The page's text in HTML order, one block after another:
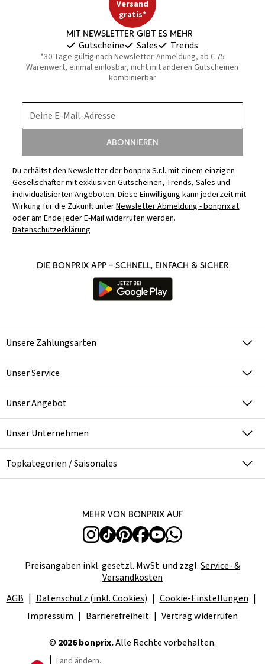
Versand
gratis*
Mit Newsletter gibt es mehr
Gutscheine Sales Trends
*30 Tage gültig nach Newsletter-Anmeldung, ab € 75
Warenwert, einmal einlösbar, nicht mit anderen Gutscheinen
kombinierbar
Deine E-Mail-Adresse
Abonnieren
Du erhältst den Newsletter der bonprix S.r.l. mit einem einzigen
Gesellschafter mit exklusiven Gutscheinen, Trends, Sales und
individualisierten Angeboten. Diese Einwilligung kann jederzeit mit
Wirkung für die Zukunft unterNewsletter Abmeldung - bonprix.at
oder am Ende jeder E-Mail widerrufen werden.
Datenschutzerklärung
Die bonprix App – schnell, einfach & sicher
Unsere Zahlungsarten
Unser Service
Unser Angebot
Unser Unternehmen
Topkategorien / Saisonales
Mehr von bonprix auf
Preisangaben inkl. gesetzl. MwSt. und zzgl.Service- &
Versandkosten
AGB
Datenschutz (inkl. Cookies)
Cookie-Einstellungen
Impressum
Barrierefreiheit Vertrag widerrufen
© 2026 bonprix.Alle Rechte vorbehalten.
Land ändern...